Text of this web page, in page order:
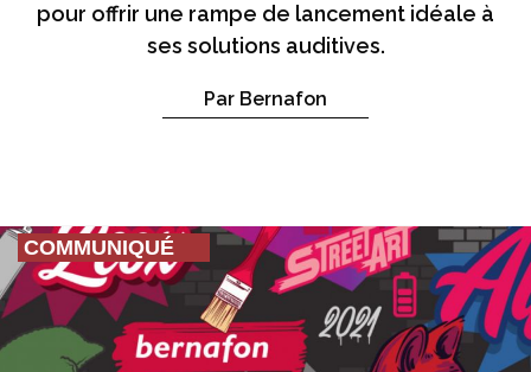
pour offrir une rampe de lancement idéale à
ses solutions auditives.
Par Bernafon
COMMUNIQUÉ